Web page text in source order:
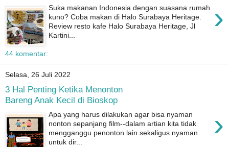
›
Suka makanan Indonesia dengan suasana rumah
kuno? Coba makan di Halo Surabaya Heritage.
Review resto kafe Halo Surabaya Heritage, Jl
Kartini...
44 komentar:
Selasa, 26 Juli 2022
3 Hal Penting Ketika Menonton
Bareng Anak Kecil di Bioskop
›
Apa yang harus dilakukan agar bisa nyaman
nonton sepanjang film--dalam artian kita tidak
mengganggu penonton lain sekaligus nyaman
untuk dir...